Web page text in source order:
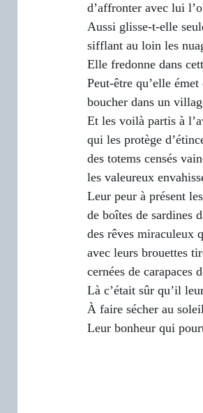
d’affronter avec lui
Aussi glisse-t-elle
sifflant au loin les
Elle fredonne dans
Peut-être qu’elle
boucher dans un
Et les voilà partis à
qui les protège
des totems censés
les valeureux
Leur peur à présent
de boîtes de sardines
des rêves miraculeux
avec leurs brouettes
cernées de carapaces
Là c’était sûr qu’il
À faire sécher au
Leur bonheur qui